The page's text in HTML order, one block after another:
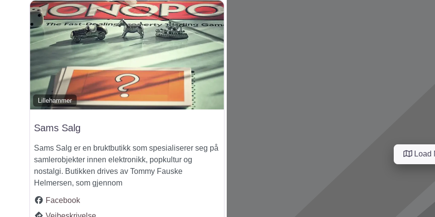
Lillehammer
Sams Salg
Sams Salg er en bruktbutikk som spesialiserer seg på
samlerobjekter innen elektronikk, popkultur og
nostalgi. Butikken drives av Tommy Fauske
Helmersen, som gjennom
Facebook
Load